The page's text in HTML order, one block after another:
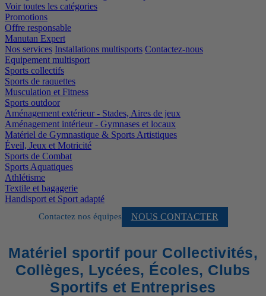
Voir toutes les catégories
Promotions
Offre responsable
Manutan Expert
Nos services Installations multisports Contactez-nous
Equipement multisport
Sports collectifs
Sports de raquettes
Musculation et Fitness
Sports outdoor
Aménagement extérieur - Stades, Aires de jeux
Aménagement intérieur - Gymnases et locaux
Matériel de Gymnastique & Sports Artistiques
Éveil, Jeux et Motricité
Sports de Combat
Sports Aquatiques
Athlétisme
Textile et bagagerie
Handisport et Sport adapté
Contactez nos équipes NOUS CONTACTER
Matériel sportif pour Collectivités,
Collèges, Lycées, Écoles, Clubs
Sportifs et Entreprises